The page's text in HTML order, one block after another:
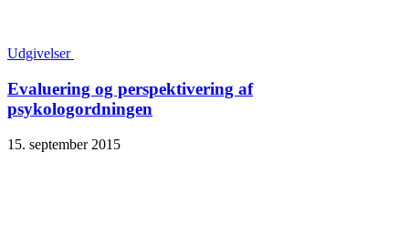
Udgivelser
Evaluering og perspektivering af
psykologordningen
15. september 2015